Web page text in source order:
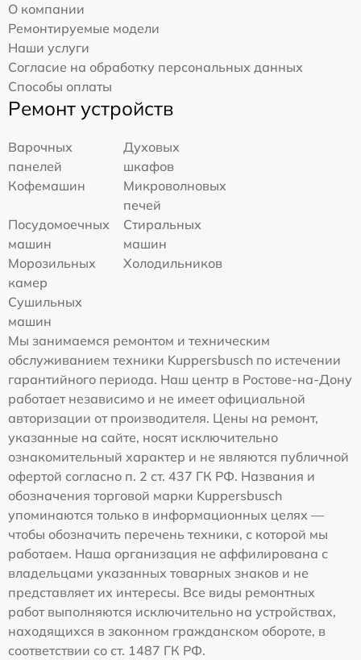
О компании
Ремонтируемые модели
Наши услуги
Согласие на обработку персональных данных
Способы оплаты
Ремонт устройств
Варочных
панелей
Духовых
шкафов
Кофемашин
Микроволновых
печей
Посудомоечных
машин
Стиральных
машин
Морозильных
камер
Холодильников
Сушильных
машин
Мы занимаемся ремонтом и техническим
обслуживанием техники Kuppersbusch по истечении
гарантийного периода. Наш центр в Ростове-на-Дону
работает независимо и не имеет официальной
авторизации от производителя. Цены на ремонт,
указанные на сайте, носят исключительно
ознакомительный характер и не являются публичной
офертой согласно п. 2 ст. 437 ГК РФ. Названия и
обозначения торговой марки Kuppersbusch
упоминаются только в информационных целях —
чтобы обозначить перечень техники, с которой мы
работаем. Наша организация не аффилирована с
владельцами указанных товарных знаков и не
представляет их интересы. Все виды ремонтных
работ выполняются исключительно на устройствах,
находящихся в законном гражданском обороте, в
соответствии со ст. 1487 ГК РФ.